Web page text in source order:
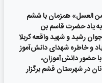
العسل» همزمان با ششم
یاد حضرت قاسم بن
رشید و شهید واقعه کربلا
و خاطره شهدای دانش‌آموز
حضور دانش‌آموزان،
در شهرستان قشم برگزار